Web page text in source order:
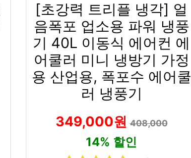
[초강력 트리플 냉각] 얼
음폭포 업소용 파워 냉풍
기 40L 이동식 에어컨 에
어쿨러 미니 냉방기 가정
용 산업용, 폭포수 에어쿨
러 냉풍기
349,000원408,000
14% 할인